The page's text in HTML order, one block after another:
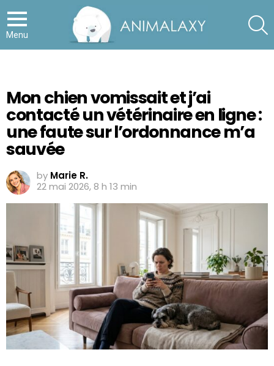
Menu
Mon chien vomissait et j’ai
contacté un vétérinaire en ligne :
une faute sur l’ordonnance m’a
sauvée
by Marie R.
22 mai 2026, 8 h 13 min